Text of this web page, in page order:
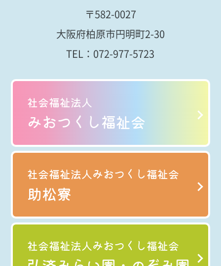
〒582-0027
大阪府柏原市円明町2-30
TEL： 072-977-5723
社会福祉法人
みおつくし福祉会
社会福祉法人みおつくし福祉会
助松寮
社会福祉法人みおつくし福祉会